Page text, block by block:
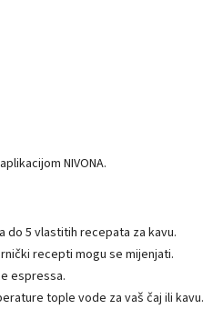
NIVONA.
do 5 vlastitih recepata za kavu.
recepti mogu se mijenjati.
espressa.
tople vode za vaš čaj ili kavu.